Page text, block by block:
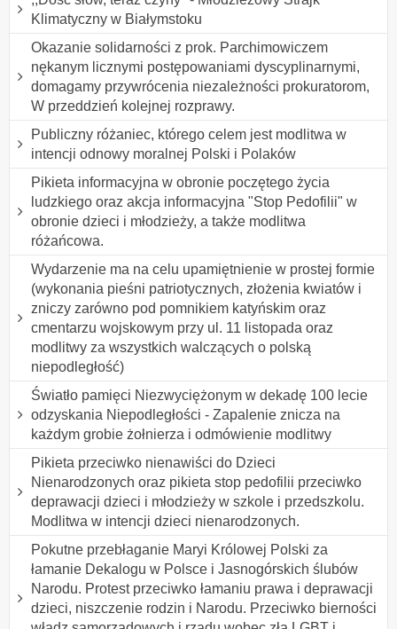
Klimatyczny w Białymstoku
Okazanie solidarności z prok. Parchimowiczem
nękanym licznymi postępowaniami dyscyplinarnymi,
domagamy przywrócenia niezależności prokuratorom,
W przeddzień kolejnej rozprawy.
Publiczny różaniec, którego celem jest modlitwa w
intencji odnowy moralnej Polski i Polaków
Pikieta informacyjna w obronie poczętego życia
ludzkiego oraz akcja informacyjna "Stop Pedofilii" w
obronie dzieci i młodzieży, a także modlitwa
różańcowa.
Wydarzenie ma na celu upamiętnienie w prostej formie
(wykonania pieśni patriotycznych, złożenia kwiatów i
zniczy zarówno pod pomnikiem katyńskim oraz
cmentarzu wojskowym przy ul. 11 listopada oraz
modlitwy za wszystkich walczących o polską
niepodległość)
Światło pamięci Niezwyciężonym w dekadę 100 lecie
odzyskania Niepodległości - Zapalenie znicza na
każdym grobie żołnierza i odmówienie modlitwy
Pikieta przeciwko nienawiści do Dzieci
Nienarodzonych oraz pikieta stop pedofilii przeciwko
deprawacji dzieci i młodzieży w szkole i przedszkolu.
Modlitwa w intencji dzieci nienarodzonych.
Pokutne przebłaganie Maryi Królowej Polski za
łamanie Dekalogu w Polsce i Jasnogórskich ślubów
Narodu. Protest przeciwko łamaniu prawa i deprawacji
dzieci, niszczenie rodzin i Narodu. Przeciwko bierności